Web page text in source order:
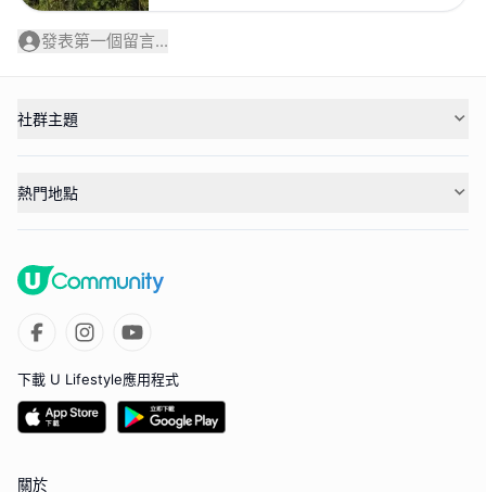
發表第一個留言...
社群主題
熱門地點
下載 U Lifestyle應用程式
關於